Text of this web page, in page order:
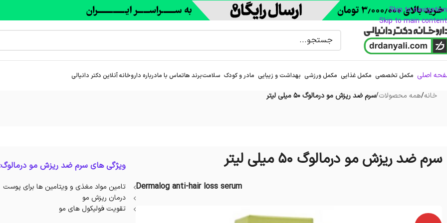
Skip to navigation
Skip to main content
اصلی مکمل تخصصی مکمل غذایی مکمل ورزشی بهداشت و زیبایی مادر و کودک سلامتبرند هاتماس با مادرباره‌ داروخانه آنلاین دکتر دانیالی
خانه/همه محصولات/سرم ضد ریزش مو درمالوگ 50 میلی لیتر
سرم ضد ریزش مو درمالوگ 50 میلی لیتر
Dermalog anti-hair loss serum
ویژگی های سرم ضد ریزش مو
تامین مواد مغذی و ویتامین ها برای پوست
درمان ریزش مو
تقویت فولیکول های مو